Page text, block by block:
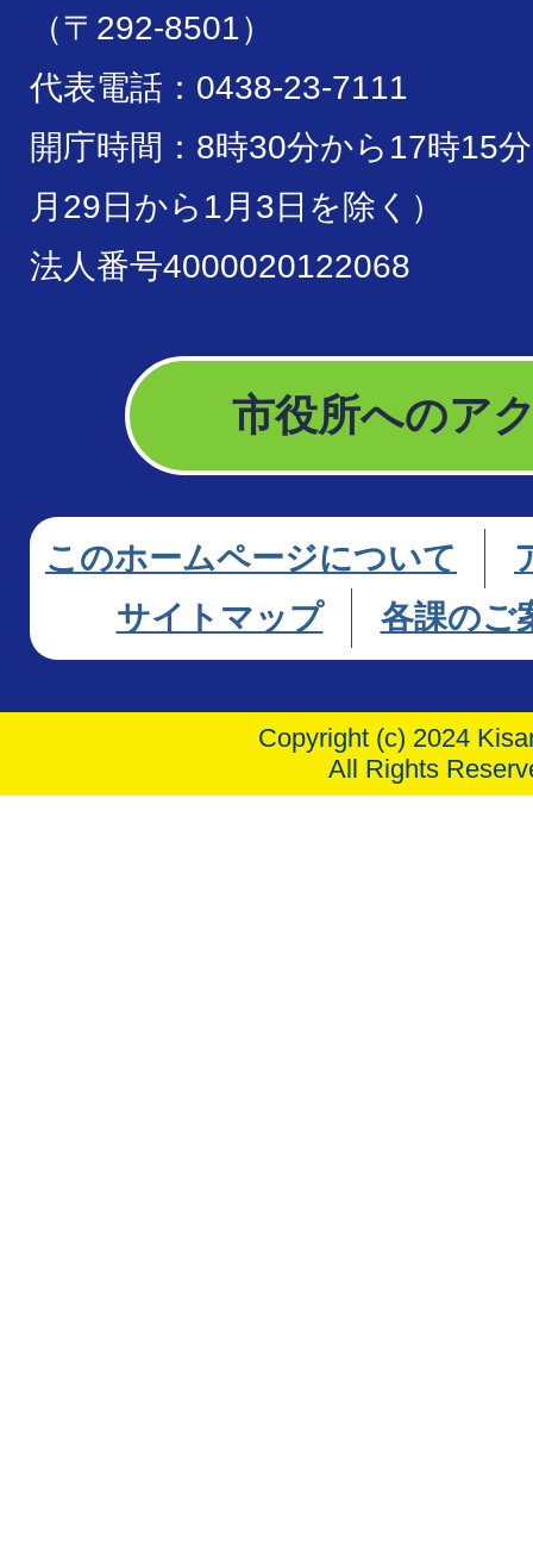
（〒292-8501）
代表電話：0438-23-7111
開庁時間：8時30分から17時15
月29日から1月3日を除く）
法人番号4000020122068
市役所へのア
このホームページについて
サイトマップ
各課のご
Copyright (c) 2024
All Rights